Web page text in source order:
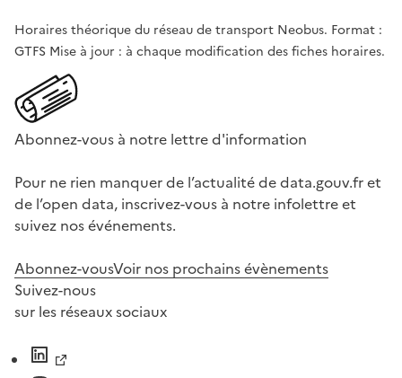
Horaires théorique du réseau de transport Neobus. Format :
GTFS Mise à jour : à chaque modification des fiches horaires.
Abonnez-vous à notre lettre d'information
Pour ne rien manquer de l’actualité de data.gouv.fr et
de l’open data, inscrivez-vous à notre infolettre et
suivez nos événements.
Abonnez-vousVoir nos prochains évènements
Suivez-nous
sur les réseaux sociaux